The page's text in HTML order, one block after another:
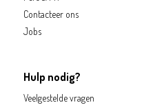
Contacteer ons
Jobs
Hulp nodig?
Veelgestelde vragen